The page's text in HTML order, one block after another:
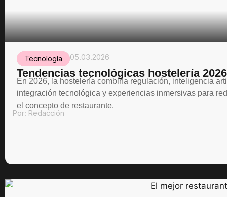
Tecnología 05.03.2026
Tendencias tecnológicas hostelería 2026
En 2026, la hostelería combina regulación, inteligencia
integración tecnológica y experiencias inmersivas para
el concepto de restaurante.
Por: Redacción